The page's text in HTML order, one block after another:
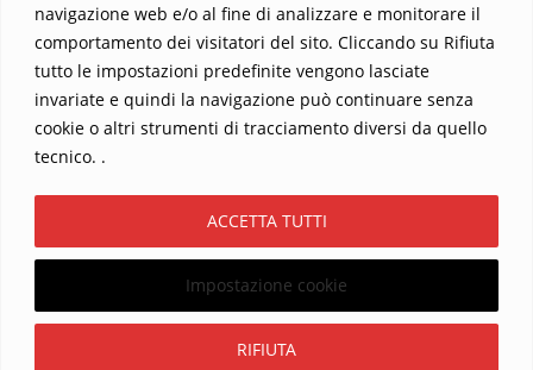
navigazione web e/o al fine di analizzare e monitorare il
comportamento dei visitatori del sito. Cliccando su Rifiuta
tutto le impostazioni predefinite vengono lasciate
invariate e quindi la navigazione può continuare senza
cookie o altri strumenti di tracciamento diversi da quello
tecnico. .
Impostazione cookie
RIFIUTA
ACCETTA TUTTI
Sostieni La Buona Parola – dona 5 €, 10 €, 25 €… il tuo contributo
conta
Chi sono? Alessandro Ginotta, scrittore
I viaggi dell’anima
Catechesi
Copyright ©2026 La buona Parola . All rights reserved.
WordPress &Designed by